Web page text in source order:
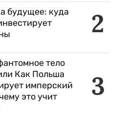
2
будущее: куда
3
тело
Как Польша
имперский
это учит